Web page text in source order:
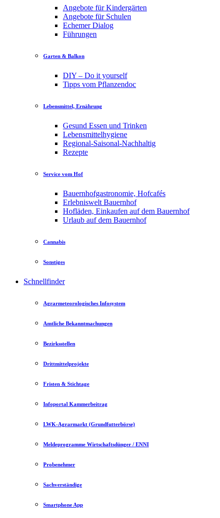
Angebote für Kindergärten
Angebote für Schulen
Echemer Dialog
Führungen
Garten & Balkon
DIY – Do it yourself
Tipps vom Pflanzendoc
Lebensmittel, Ernährung
Gesund Essen und Trinken
Lebensmittelhygiene
Regional-Saisonal-Nachhaltig
Rezepte
Service vom Hof
Bauernhofgastronomie, Hofcafés
Erlebniswelt Bauernhof
Hofläden, Einkaufen auf dem Bauernhof
Urlaub auf dem Bauernhof
Cannabis
Sonstiges
Schnellfinder
Agrarmeteorologisches Infosystem
Amtliche Bekanntmachungen
Bezirksstellen
Drittmittelprojekte
Fristen & Stichtage
Infoportal Kammerbeitrag
LWK-Agrarmarkt (Grundfutterbörse)
Meldeprogramme Wirtschaftsdünger / ENNI
Probenehmer
Sachverständige
Smartphone App